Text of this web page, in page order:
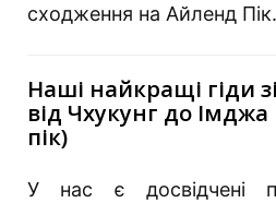
сходження на Айленд Пік.
Наші найкращі гіди
від Чхукунг до
пік)
У нас є досвідчені